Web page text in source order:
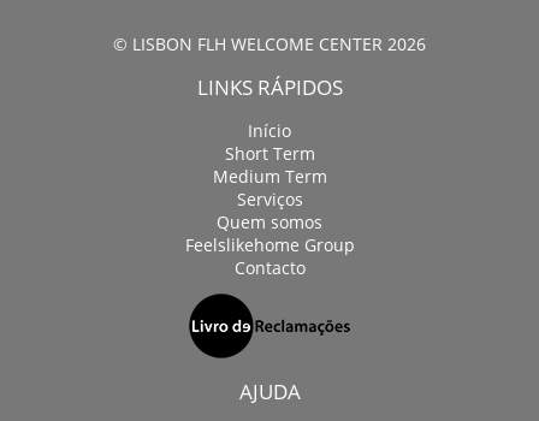
© LISBON FLH WELCOME CENTER 2026
LINKS RÁPIDOS
Início
Short Term
Medium Term
Serviços
Quem somos
Feelslikehome Group
Contacto
AJUDA